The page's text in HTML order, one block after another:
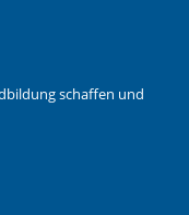
schaffen und